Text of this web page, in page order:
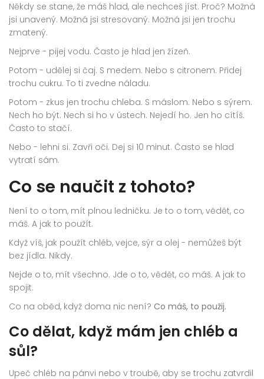
Někdy se stane, že máš hlad, ale nechceš jíst. Proč? Možná
jsi unavený. Možná jsi stresovaný. Možná jsi jen trochu
zmatený.
Nejprve - pijej vodu. Často je hlad jen žízeň.
Potom - udělej si čaj. S medem. Nebo s citronem. Přidej
trochu cukru. To ti zvedne náladu.
Potom - zkus jen trochu chleba. S máslom. Nebo s sýrem.
Nech ho být. Nech si ho v ústech. Nejedí ho. Jen ho cítíš.
Často to stačí.
Nebo - lehni si. Zavři oči. Dej si 10 minut. Často se hlad
vytratí sám.
Co se naučit z tohoto?
Není to o tom, mít plnou ledničku. Je to o tom, vědět, co
máš. A jak to použít.
Když víš, jak použít chléb, vejce, sýr a olej - nemůžeš být
bez jídla. Nikdy.
Nejde o to, mít všechno. Jde o to, vědět, co máš. A jak to
spojit.
Co na oběd, když doma nic není? Co máš, to použij.
Co dělat, když mám jen chléb a
sůl?
Upeč chléb na pánvi nebo v troubě, aby se trochu zatvrdil